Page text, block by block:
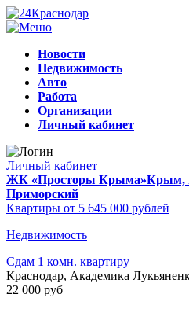
Новости
Недвижимость
Авто
Работа
Организации
Личный кабинет
Личный кабинет
ЖК «Просторы Крыма»Крым,
Приморский
Квартиры от 5 645 000 рублей
Недвижимость
Сдам 1 комн. квартиру
Краснодар, Академика
22 000 руб